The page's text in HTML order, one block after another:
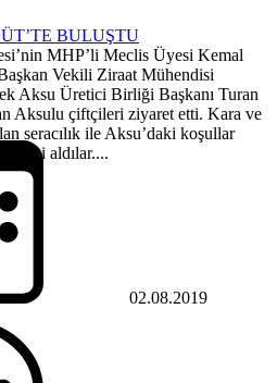
BULUŞTU
MHP’li Meclis Üyesi Kemal
Vekili Ziraat Mühendisi
Aksu Üretici Birliği Başkanı Turan
Aksulu çiftçileri ziyaret etti. Kara ve
seracılık ile Aksu’daki koşullar
bilgi aldılar....
02.08.2019